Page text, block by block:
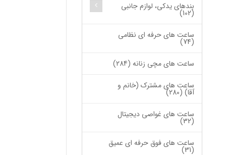
بندهای یدکی، لوازم جانبی
(102)
ساعت های حرفه ای نظامی
(74)
ساعت های مچی زنانه (284)
ساعت های مشترک (خانم و
آقا) (280)
ساعت های غواصی دیجیتال
(32)
ساعت های فوق حرفه ای عمیق
(31)